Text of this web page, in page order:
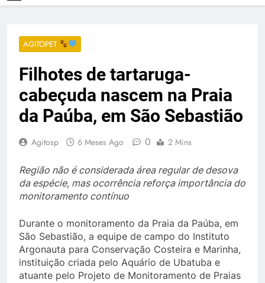
AGITOPET
Filhotes de tartaruga-
cabeçuda nascem na Praia
da Paúba, em São Sebastião
Agitosp 6 Meses Ago 0 2 Mins
Região não é considerada área regular de desova
da espécie, mas ocorrência reforça importância do
monitoramento contínuo
Durante o monitoramento da Praia da Paúba, em
São Sebastião, a equipe de campo do Instituto
Argonauta para Conservação Costeira e Marinha,
instituição criada pelo Aquário de Ubatuba e
atuante pelo Projeto de Monitoramento de Praias